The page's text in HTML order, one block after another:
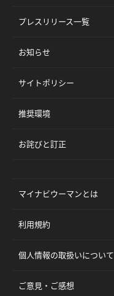
プレスリリース一覧
お知らせ
サイトポリシー
推奨環境
お詫びと訂正
マイナビウーマンとは
利用規約
個人情報の取扱いについて
ご意見・ご感想